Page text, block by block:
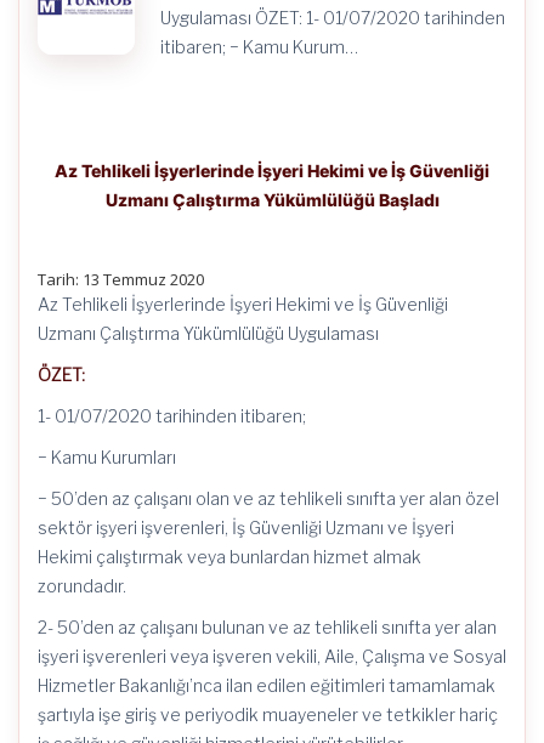
Uygulaması ÖZET: 1- 01/07/2020 tarihinden
itibaren; − Kamu Kurum…
Az Tehlikeli İşyerlerinde İşyeri Hekimi ve İş Güvenliği
Uzmanı Çalıştırma Yükümlülüğü Başladı
Tarih: 13 Temmuz 2020
Az Tehlikeli İşyerlerinde İşyeri Hekimi ve İş Güvenliği
Uzmanı Çalıştırma Yükümlülüğü Uygulaması
ÖZET:
1- 01/07/2020 tarihinden itibaren;
− Kamu Kurumları
− 50’den az çalışanı olan ve az tehlikeli sınıfta yer alan özel
sektör işyeri işverenleri, İş Güvenliği Uzmanı ve İşyeri
Hekimi çalıştırmak veya bunlardan hizmet almak
zorundadır.
2- 50’den az çalışanı bulunan ve az tehlikeli sınıfta yer alan
işyeri işverenleri veya işveren vekili, Aile, Çalışma ve Sosyal
Hizmetler Bakanlığı’nca ilan edilen eğitimleri tamamlamak
şartıyla işe giriş ve periyodik muayeneler ve tetkikler hariç